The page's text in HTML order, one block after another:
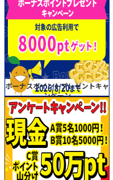
ボーナスポイントプレゼントキャ
ンペーン